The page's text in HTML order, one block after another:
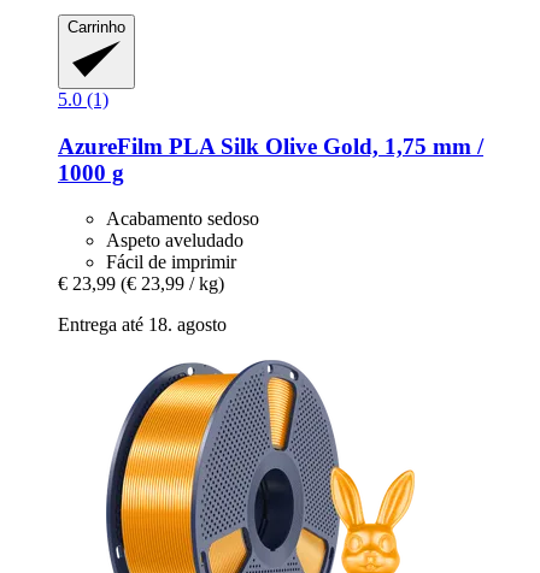
Carrinho
5.0 (1)
AzureFilm PLA Silk Olive Gold, 1,75 mm /
1000 g
Acabamento sedoso
Aspeto aveludado
Fácil de imprimir
€ 23,99 (€ 23,99 / kg)
Entrega até 18. agosto